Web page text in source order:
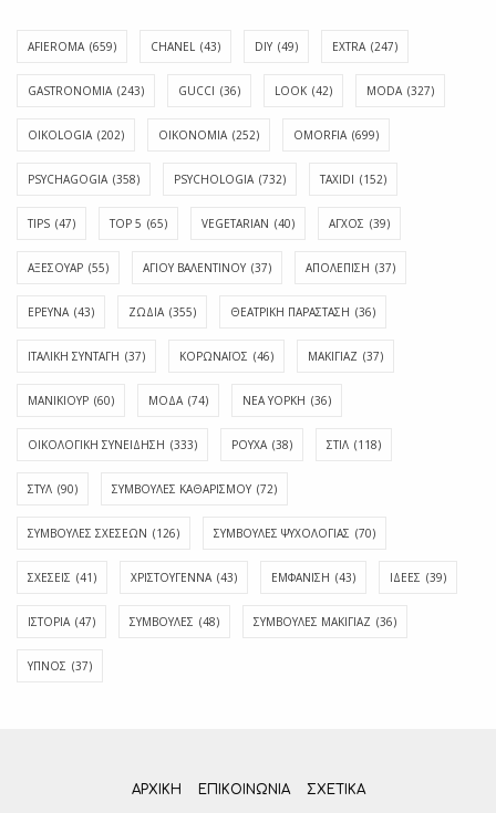
AFIEROMA (659) CHANEL (43) DIY (49) EXTRA (247)
GASTRONOMIA (243) GUCCI (36) LOOK (42) MODA (327)
OIKOLOGIA (202) OIKONOMIA (252) OMORFIA (699)
PSYCHAGOGIA (358) PSYCHOLOGIA (732) TAXIDI (152)
TIPS (47) TOP 5 (65) VEGETARIAN (40) ΑΓΧΟΣ (39)
ΑΞΕΣΟΥΑΡ (55) ΑΓΊΟΥ ΒΑΛΕΝΤΊΝΟΥ (37) ΑΠΟΛΈΠΙΣΗ (37)
ΕΡΕΥΝΑ (43) ΖΩΔΙΑ (355) ΘΕΑΤΡΙΚΗ ΠΑΡΑΣΤΑΣΗ (36)
ΙΤΑΛΙΚΗ ΣΥΝΤΑΓΗ (37) ΚΟΡΩΝΑΪΟΣ (46) ΜΑΚΙΓΙΑΖ (37)
ΜΑΝΙΚΙΟΥΡ (60) ΜΟΔΑ (74) ΝΕΑ ΥΟΡΚΗ (36)
ΟΙΚΟΛΟΓΙΚΗ ΣΥΝΕΙΔΗΣΗ (333) ΡΟΥΧΑ (38) ΣΤΙΛ (118)
ΣΤΥΛ (90) ΣΥΜΒΟΥΛΕΣ ΚΑΘΑΡΙΣΜΟΥ (72)
ΣΥΜΒΟΥΛΕΣ ΣΧΕΣΕΩΝ (126) ΣΥΜΒΟΥΛΕΣ ΨΥΧΟΛΟΓΙΑΣ (70)
ΣΧΕΣΕΙΣ (41) ΧΡΙΣΤΟΥΓΕΝΝΑ (43) ΕΜΦΆΝΙΣΗ (43) ΙΔΈΕΣ (39)
ΙΣΤΟΡΊΑ (47) ΣΥΜΒΟΥΛΈΣ (48) ΣΥΜΒΟΥΛΈΣ ΜΑΚΙΓΙΆΖ (36)
ΎΠΝΟΣ (37)
ΑΡΧΙΚΗ ΕΠΙΚΟΙΝΩΝΊΑ ΣΧΕΤΙΚΆ